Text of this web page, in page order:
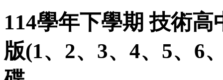
114學年下學期 技術
版(1、2、3、4、5、6